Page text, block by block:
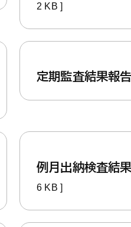
2 KB ]
定期監査結果報
例月出納検査結
6 KB ]